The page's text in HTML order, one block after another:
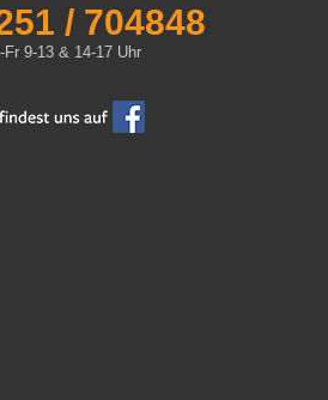
/ 704848
Fr 9-13 & 14-17 Uhr